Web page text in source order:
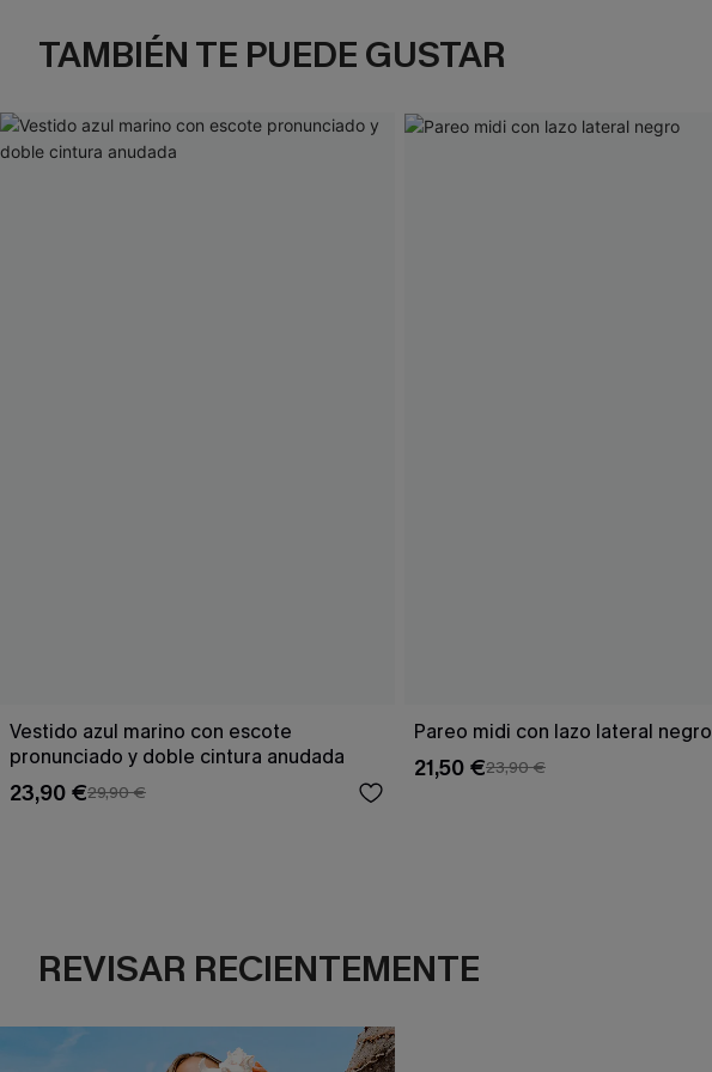
TAMBIÉN TE PUEDE GUSTAR
Vestido azul marino con escote
pronunciado y doble cintura anudada
23,90 €29,90 €
Pareo midi con lazo lateral negro
21,50 €23,90 €
REVISAR RECIENTEMENTE